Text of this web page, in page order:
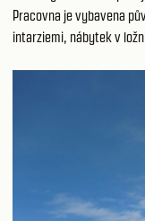
Pracovna je vybavena
intarziemi, nábytek v